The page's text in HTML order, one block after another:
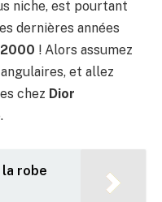
niche, est pourtant
dernières années
! Alors assumez
et allez
chez Dior
robe